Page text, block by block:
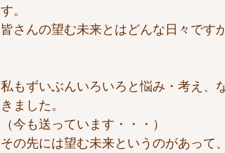
す。
皆さんの望む未来とはどんな日々です
私もずいぶんいろいろと悩み・考え、
きました。
（今も送っています・・・）
その先には望む未来というのがあって